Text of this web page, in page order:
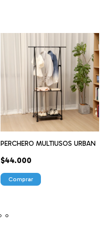
PERCHERO MULTIUSOS URBAN
$44.000